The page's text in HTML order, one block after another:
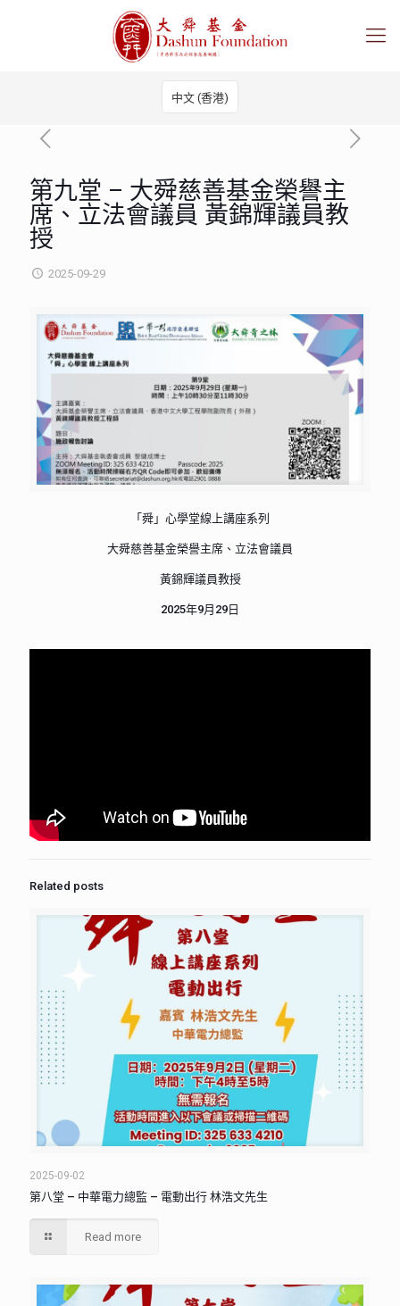
中文 (香港)
第九堂 – 大舜慈善基金榮譽主
席、立法會議員 黃錦輝議員教
授
2025-09-29
「舜」心學堂線上講座系列
大舜慈善基金榮譽主席、立法會議員
黃錦輝議員教授
2025年9月29日
Related posts
2025-09-02
第八堂 – 中華電力總監 – 電動出行 林浩文先生
Read more